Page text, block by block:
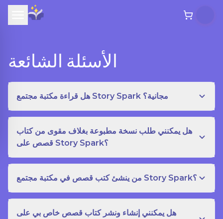
الأسئلة الشائعة
هل قراءة مكتبة مجتمع Story Spark مجانية؟
هل يمكنني طلب نسخة مطبوعة بغلاف مقوى من كتاب
قصص على Story Spark؟
من ينشئ كتب قصص في مكتبة مجتمع Story Spark؟
هل يمكنني إنشاء ونشر كتاب قصص خاص بي على